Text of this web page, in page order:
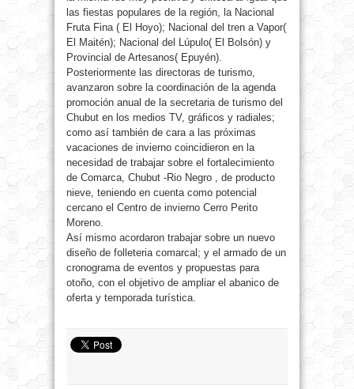
las fiestas populares de la región, la Nacional
Fruta Fina ( El Hoyo); Nacional del tren a Vapor(
El Maitén); Nacional del Lúpulo( El Bolsón) y
Provincial de Artesanos( Epuyén).
Posteriormente las directoras de turismo,
avanzaron sobre la coordinación de la agenda
promoción anual de la secretaria de turismo del
Chubut en los medios TV, gráficos y radiales;
como así también de cara a las próximas
vacaciones de invierno coincidieron en la
necesidad de trabajar sobre el fortalecimiento
de Comarca, Chubut -Rio Negro , de producto
nieve, teniendo en cuenta como potencial
cercano el Centro de invierno Cerro Perito
Moreno.
Así mismo acordaron trabajar sobre un nuevo
diseño de folleteria comarcal; y el armado de un
cronograma de eventos y propuestas para
otoño, con el objetivo de ampliar el abanico de
oferta y temporada turística.